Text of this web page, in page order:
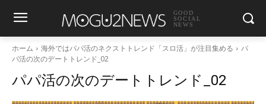
GOOD
SOCIAL
NEWS
ホーム 海外ではパパ活のネクストトレンド「スロ活」が注目集める
パ
パ活の次のデートトレンド_02
パパ活の次のデートトレンド_02